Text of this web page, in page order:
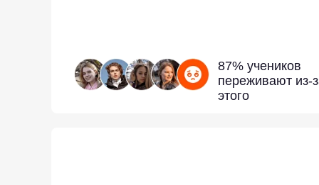
87% учеников
переживают из-
этого